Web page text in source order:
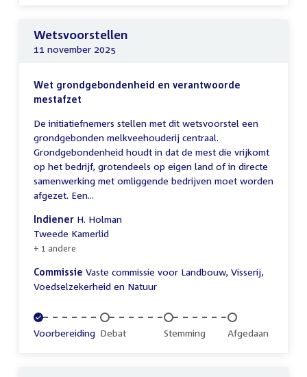
Wetsvoorstellen
11 november 2025
Wet grondgebondenheid en verantwoorde
mestafzet
De initiatiefnemers stellen met dit wetsvoorstel een
grondgebonden melkveehouderij centraal.
Grondgebondenheid houdt in dat de mest die vrijkomt
op het bedrijf, grotendeels op eigen land of in directe
samenwerking met omliggende bedrijven moet worden
afgezet. Een...
Indiener H. Holman
Tweede Kamerlid
+ 1 andere
Commissie Vaste commissie voor Landbouw, Visserij,
Voedselzekerheid en Natuur
Voltooid:
Voorbereiding Onvoltooid:
Debat Onvoltooid:
Stemming Onvoltooid:
Afgedaan